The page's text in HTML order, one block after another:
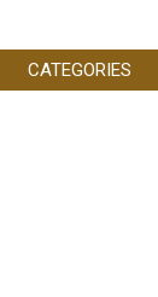
CATEGORIES